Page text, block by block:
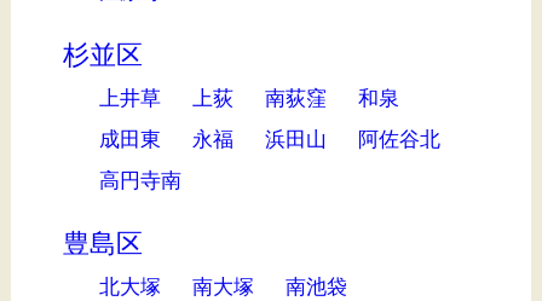
杉並区
上井草 上荻 南荻窪
和泉
成田東
永福 浜田山
阿佐谷北
高円寺南
豊島区
北大塚 南大塚 南池袋